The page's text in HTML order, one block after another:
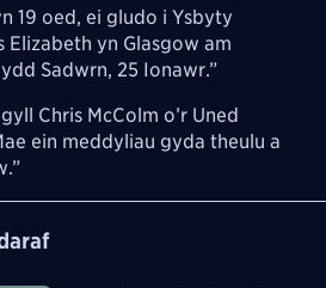
19 oed, ei gludo i Ysbyty
Elizabeth yn Glasgow am
Sadwrn, 25 Ionawr.”
Chris McColm o’r Uned
ein meddyliau gyda theulu a